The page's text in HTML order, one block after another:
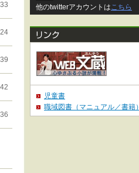
24
他のtwitterアカウントはこちら
児童書
職域図書（マニュアル／書籍）